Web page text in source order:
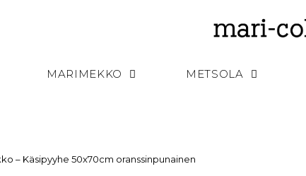
MARIMEKKO METSOLA
– Käsipyyhe 50x70cm oranssinpunainen